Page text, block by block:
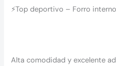
⚡Top deportivo – Forro interno
Alta comodidad y excelente